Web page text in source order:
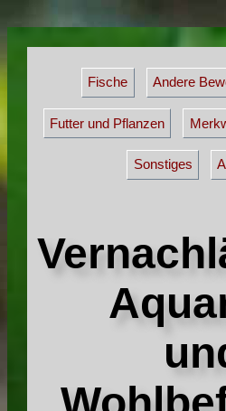
Fische Andere
Futter und Pflanzen
Sonstiges